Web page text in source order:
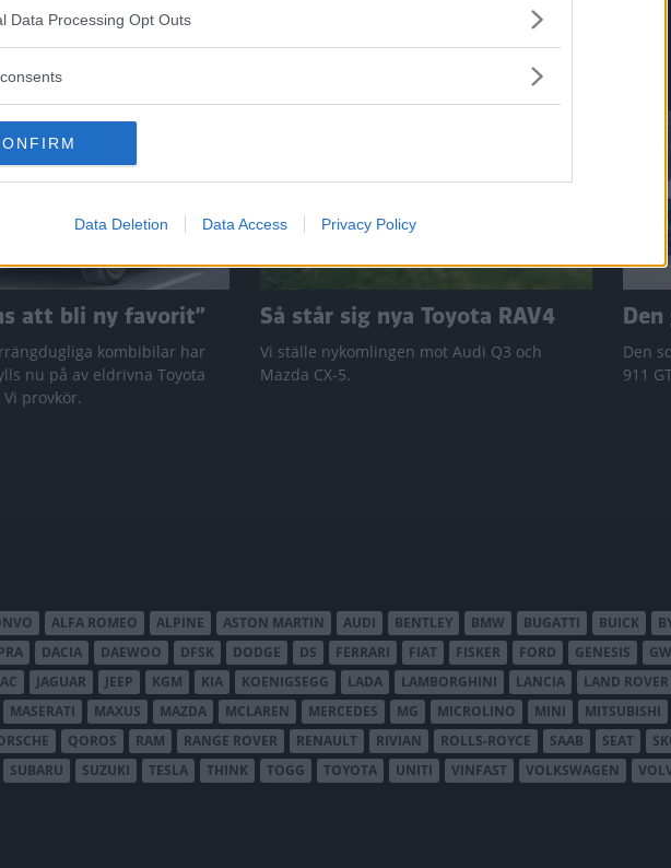
Data Processing Opt Outs
Data Deletion Data Access Privacy Policy
att bli ny favorit”
kombibilar har
nu på av eldrivna Toyota
provkör.
Så står sig nya Toyota RAV4
Vi ställe nykomlingen mot Audi Q3 och
Mazda CX-5.
Den
911
ALFA ROMEO ALPINE ASTON MARTIN AUDI BENTLEY BMW BUGATTI BUICK
DACIA DAEWOO DFSK DODGE DS FERRARI FIAT FISKER FORD GENESIS
JAGUAR JEEP KGM KIA KOENIGSEGG LADA LAMBORGHINI LANCIA LAND ROVER
MASERATI MAXUS MAZDA MCLAREN MERCEDES MG MICROLINO MINI MITSUBISHI
QOROS RAM RANGE ROVER RENAULT RIVIAN ROLLS-ROYCE SAAB SEAT
SUBARU SUZUKI TESLA THINK TOGG TOYOTA UNITI VINFAST VOLKSWAGEN